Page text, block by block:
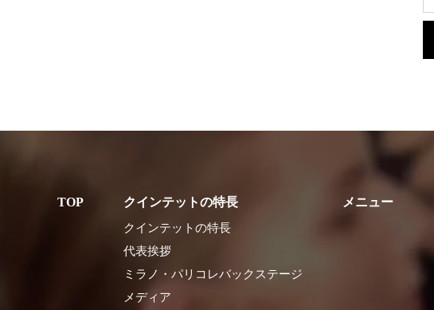
クインテットの特長
クインテットの特長
代表挨拶
ミラノ・パリコレバックステージ
メディア
メニュー